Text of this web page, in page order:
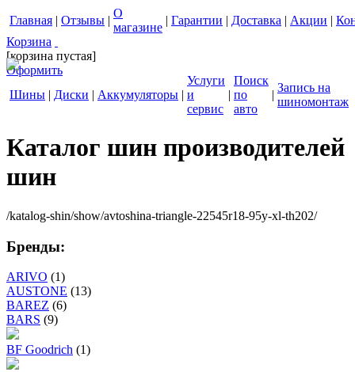
Главная | Отзывы |
О
магазине
| Гарантии | Доставка | Акции |
Корзина
[корзина пустая]
Оформить
Шины | Диски | Аккумуляторы |
Услуги
и
сервис
|
Поиск
по
авто
|
Запись на
шиномонтаж
Каталог шин производителей
шин
/katalog-shin/show/avtoshina-triangle-22545r18-95y-xl-th202/
Бренды:
ARIVO (1)
AUSTONE (13)
BAREZ (6)
BARS (9)
BF Goodrich (1)